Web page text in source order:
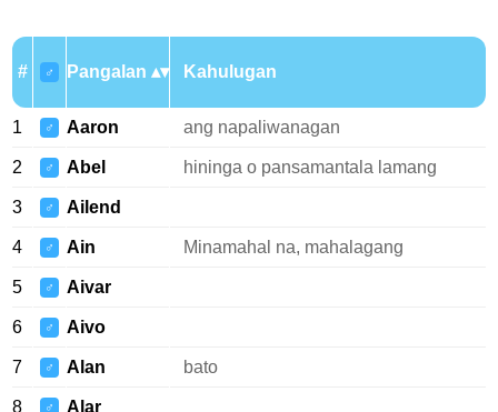
# ♂ Pangalan Kahulugan
1 ♂ Aaron ang napaliwanagan
2 ♂ Abel hininga o pansamantala lamang
3 ♂ Ailend
4 ♂ Ain Minamahal na, mahalagang
5 ♂ Aivar
6 ♂ Aivo
7 ♂ Alan bato
8 ♂ Alar